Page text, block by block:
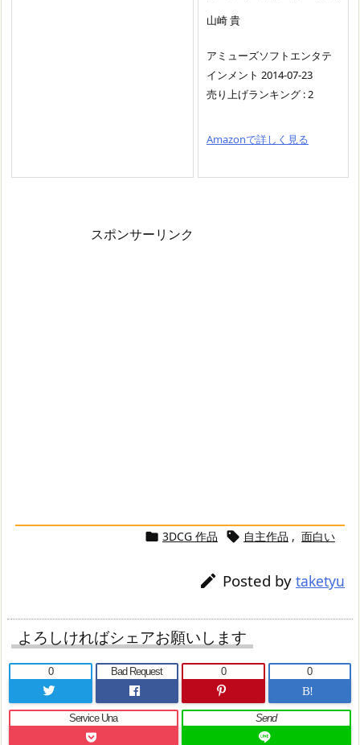
山崎 貴
アミューズソフトエンタテ
インメント 2014-07-23
売り上げランキング : 2
Amazonで詳しく見る
スポンサーリンク
 3DCG 作品  自主作品 , 面白い
 Posted by taketyu
よろしければシェアお願いします
0 Bad Request
0
B!
0
Service Una Send